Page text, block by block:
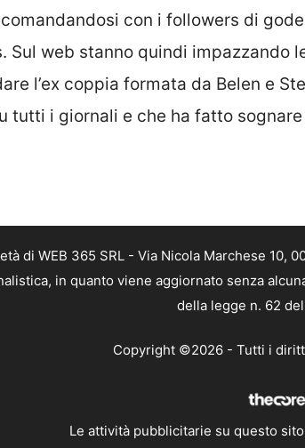
con i followers di
Sul web stanno quindi impazzando
l’ex coppia formata da Belen e
tutti i giornali e che ha fatto
di WEB 365 SRL - Via Nicola Marchese 10,
in quanto viene aggiornato senza
della legge n. 62
Copyright ©2026 - Tutti i
Le attività pubblicitarie su questo